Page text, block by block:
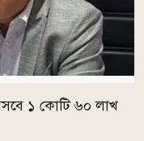
১ কোটি ৬০ লাখ